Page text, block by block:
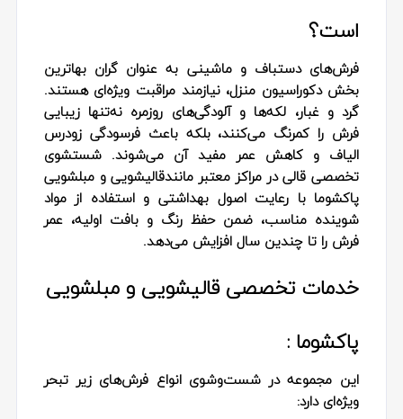
است؟
فرش‌های دستباف و ماشینی به‌ عنوان گران‌ بها‌ترین
بخش دکوراسیون منزل، نیازمند مراقبت ویژه‌ای هستند.
گرد و غبار، لکه‌ها و آلودگی‌های روزمره نه‌تنها زیبایی
فرش را کمرنگ می‌کنند، بلکه باعث فرسودگی زودرس
الیاف و کاهش عمر مفید آن می‌شوند. شستشوی
تخصصی قالی در مراکز معتبر مانندقالیشویی و مبلشویی
پاکشوما با رعایت اصول بهداشتی و استفاده از مواد
شوینده مناسب، ضمن حفظ رنگ و بافت اولیه، عمر
فرش را تا چندین سال افزایش می‌دهد.
خدمات تخصصی قالیشویی و مبلشویی
پاکشوما :
این مجموعه در شست‌وشوی انواع فرش‌های زیر تبحر
ویژه‌ای دارد: